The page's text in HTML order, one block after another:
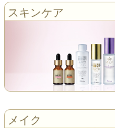
スキンケア
メイク